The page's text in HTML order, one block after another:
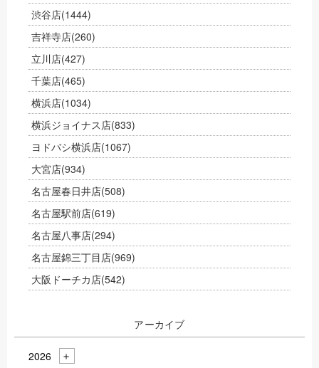
渋谷店(1444)
吉祥寺店(260)
立川店(427)
千葉店(465)
横浜店(1034)
横浜ジョイナス店(833)
ヨドバシ横浜店(1067)
大宮店(934)
名古屋春日井店(508)
名古屋駅前店(619)
名古屋八事店(294)
名古屋錦三丁目店(969)
大阪ドーチカ店(542)
アーカイブ
2026